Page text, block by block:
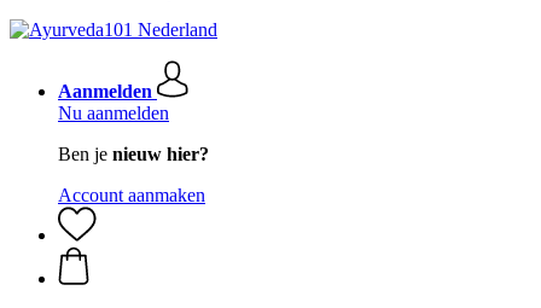
Aanmelden
Nu aanmelden
Ben je nieuw hier?
Account aanmaken